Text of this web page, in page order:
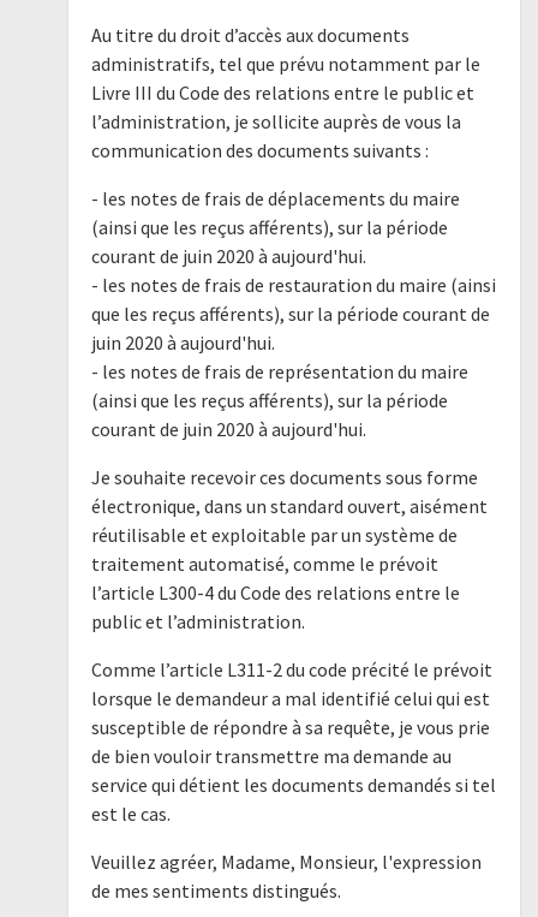
Au titre du droit d’accès aux documents
administratifs, tel que prévu notamment par le
Livre III du Code des relations entre le public et
l’administration, je sollicite auprès de vous la
communication des documents suivants :
- les notes de frais de déplacements du maire
(ainsi que les reçus afférents), sur la période
courant de juin 2020 à aujourd'hui.
- les notes de frais de restauration du maire (ainsi
que les reçus afférents), sur la période courant de
juin 2020 à aujourd'hui.
- les notes de frais de représentation du maire
(ainsi que les reçus afférents), sur la période
courant de juin 2020 à aujourd'hui.
Je souhaite recevoir ces documents sous forme
électronique, dans un standard ouvert, aisément
réutilisable et exploitable par un système de
traitement automatisé, comme le prévoit
l’article L300-4 du Code des relations entre le
public et l’administration.
Comme l’article L311-2 du code précité le prévoit
lorsque le demandeur a mal identifié celui qui est
susceptible de répondre à sa requête, je vous prie
de bien vouloir transmettre ma demande au
service qui détient les documents demandés si tel
est le cas.
Veuillez agréer, Madame, Monsieur, l'expression
de mes sentiments distingués.